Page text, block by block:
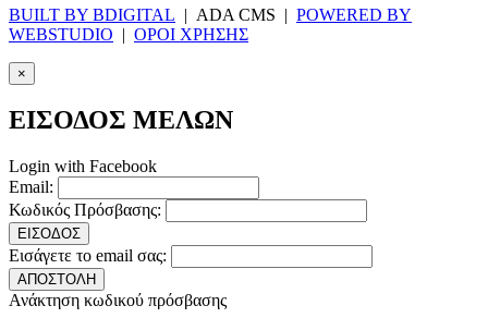
BUILT BY BDIGITAL | ADA CMS | POWERED BY
WEBSTUDIO | ΟΡΟΙ ΧΡΗΣΗΣ
×
ΕΙΣΟΔΟΣ ΜΕΛΩΝ
Login with Facebook
Email:
Κωδικός Πρόσβασης:
ΕΙΣΟΔΟΣ
Εισάγετε το email σας:
ΑΠΟΣΤΟΛΗ
Ανάκτηση κωδικού πρόσβασης